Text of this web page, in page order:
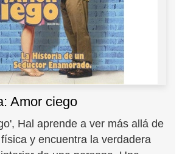
Amor ciego
Hal aprende a ver más allá de
y encuentra la verdadera